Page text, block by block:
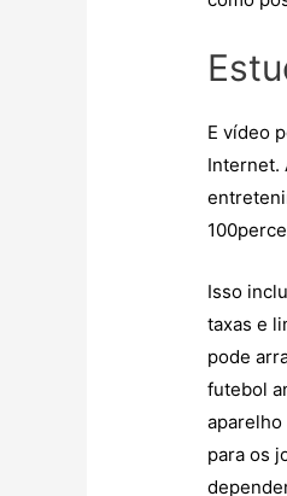
E vídeo
Internet.
Isso
taxas e
pode
futebol
para os